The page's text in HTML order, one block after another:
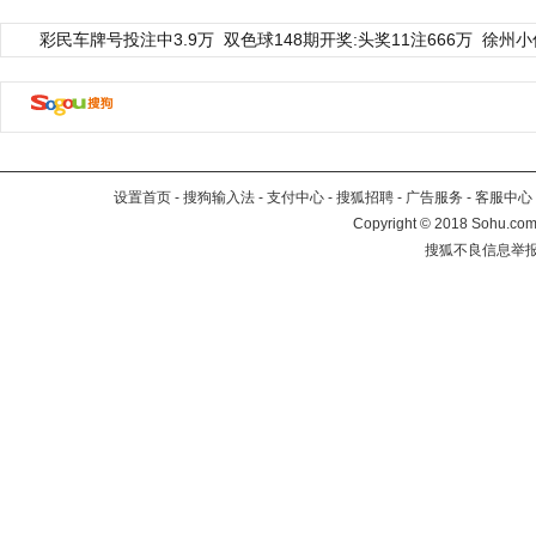
彩民车牌号投注中3.9万 双色球148期开奖:头奖11注666万 徐州
设置首页 - 搜狗输入法 - 支付中心 - 搜狐招聘 - 广告服务 - 客服中心
Copyright©2018
搜狐不良信息举